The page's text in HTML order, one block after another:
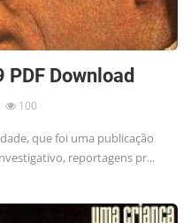
Download
100
que foi uma publicação
reportagens pr...